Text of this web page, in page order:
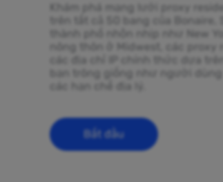
Khám phá mạng lưới proxy
trên tất cả 50 bang của
thành phố nhộn nhịp như New
nông thôn ở Midwest, các
các địa chỉ IP chính thức dựa
bạn trông giống như người
Bắt đầu